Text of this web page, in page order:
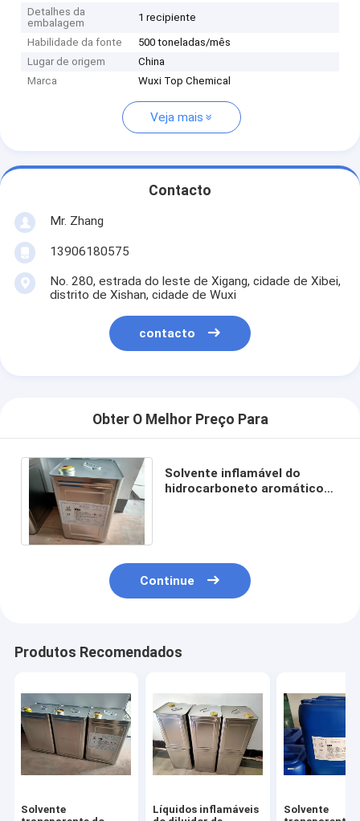
Detalhes da
embalagem
1 recipiente
Habilidade da fonte
500 toneladas/mês
Lugar de origem
China
Marca
Wuxi Top Chemical
Veja mais
Contacto
Mr. Zhang
13906180575
No. 280, estrada do leste de Xigang, cidade de Xibei,
distrito de Xishan, cidade de Wuxi
contacto
Obter O Melhor Preço Para
Solvente inflamável do
hidrocarboneto aromático
Continue
Produtos Recomendados
Solvente
Líquidos inflamáveis
Solvente